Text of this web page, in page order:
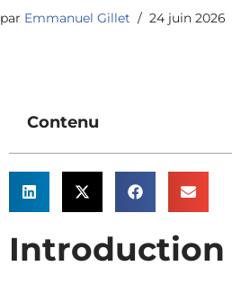
par Emmanuel Gillet 24 juin 2026
Contenu
Introduction